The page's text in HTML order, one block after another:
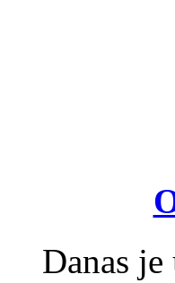
Danas